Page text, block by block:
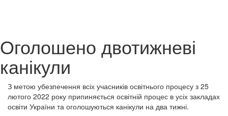
Оголошено двотижневі
канікули
З метою убезпечення всіх учасників освітнього процесу з 25
лютого 2022 року припиняється освітній процес в усіх закладах
освіти України та оголошуються канікули на два тижні.